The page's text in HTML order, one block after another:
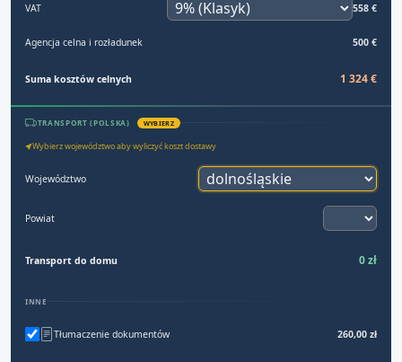
VAT 558 €
Agencja celna i rozładunek 500 €
Suma kosztów celnych 1 324 €
TRANSPORT (POLSKA) WYBIERZ
Wybierz województwo aby wyliczyć koszt dostawy
Województwo
Powiat
Transport do domu 0 zł
INNE
Tłumaczenie dokumentów 260,00 zł